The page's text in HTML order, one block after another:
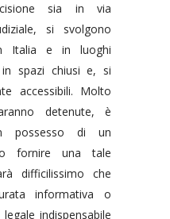
sia in via
si svolgono
Italia e in luoghi
spazi chiusi e, si
accessibili. Molto
detenute, è
possesso di un
fornire una tale
difficilissimo che
informativa o
indispensabile